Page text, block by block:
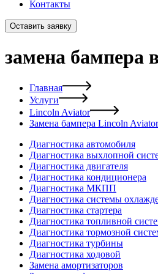
Контакты
Оставить заявку
замена бампера
Главная
Услуги
Lincoln Aviator
Замена бампера Lincoln Aviator
Диагностика автомобиля
Диагностика выхлопной
Диагностика двигателя
Диагностика кондиционера
Диагностика МКПП
Диагностика системы
Диагностика стартера
Диагностика топливной
Диагностика тормозной
Диагностика турбины
Диагностика ходовой
Замена амортизаторов